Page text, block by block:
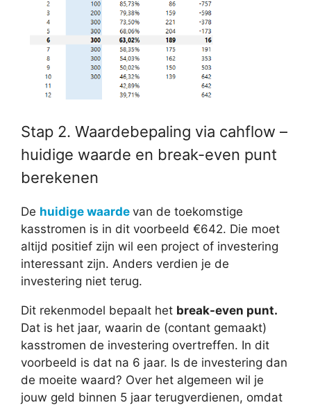
Stap 2. Waardebepaling via cahflow –
huidige waarde en break-even punt
berekenen
De huidige waarde van de toekomstige
kasstromen is in dit voorbeeld €642. Die moet
altijd positief zijn wil een project of investering
interessant zijn. Anders verdien je de
investering niet terug.
Dit rekenmodel bepaalt het break-even punt.
Dat is het jaar, waarin de (contant gemaakt)
kasstromen de investering overtreffen. In dit
voorbeeld is dat na 6 jaar. Is de investering dan
de moeite waard? Over het algemeen wil je
jouw geld binnen 5 jaar terugverdienen, omdat